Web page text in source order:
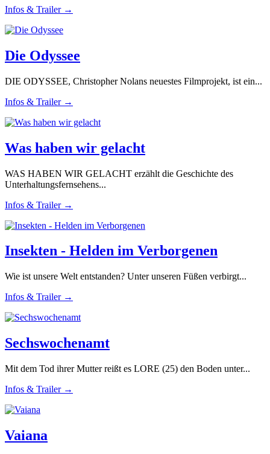
Infos & Trailer →
Die Odyssee
DIE ODYSSEE, Christopher Nolans neuestes Filmprojekt, ist ein...
Infos & Trailer →
Was haben wir gelacht
WAS HABEN WIR GELACHT erzählt die Geschichte des
Unterhaltungsfernsehens...
Infos & Trailer →
Insekten - Helden im Verborgenen
Wie ist unsere Welt entstanden? Unter unseren Füßen verbirgt...
Infos & Trailer →
Sechswochenamt
Mit dem Tod ihrer Mutter reißt es LORE (25) den Boden unter...
Infos & Trailer →
Vaiana